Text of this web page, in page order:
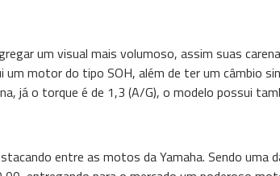
um visual mais volumoso, assim suas
motor do tipo SOH, além de ter um câmbio
já o torque é de 1,3 (A/G), o modelo possui
entre as motos da Yamaha. Sendo uma